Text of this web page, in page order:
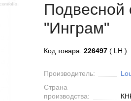
Подвесной
"Инграм"
Код товара: 226497 ( LH )
Производитель:
Страна
производства: